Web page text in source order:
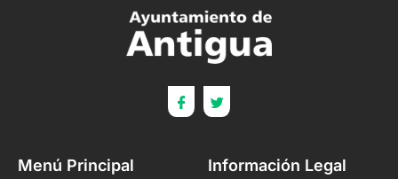
Menú Principal Información Legal